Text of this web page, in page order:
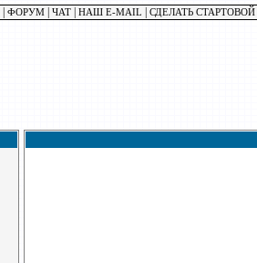
ФОРУМ ЧАТ НАШ E-MAIL СДЕЛАТЬ СТАРТОВОЙ